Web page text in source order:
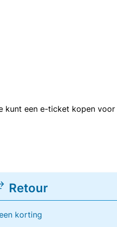
een e-ticket kopen
Retour
korting